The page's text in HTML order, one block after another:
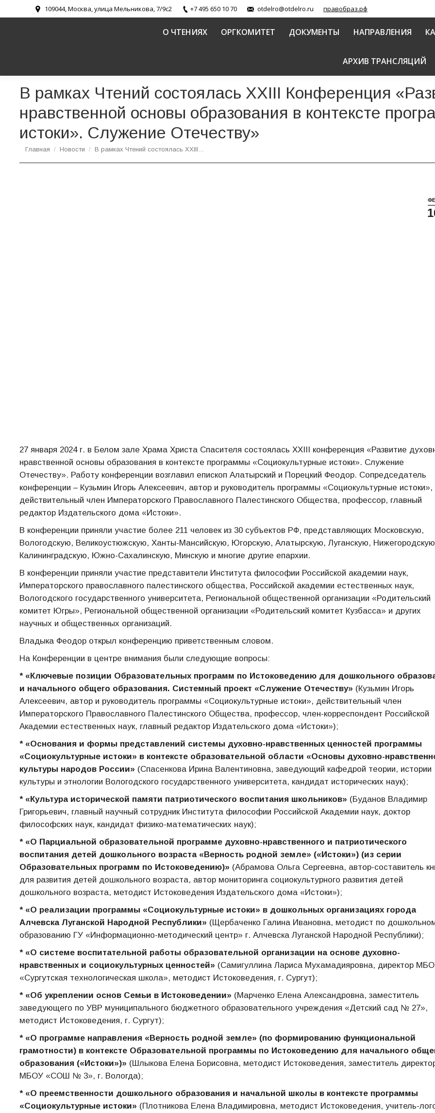
109044, Москва, улица Мельникова, 7/9с2 +7 495 650 10 70 otdelro@otdelro.ru правобраз.рф
О ЧТЕНИЯХ ОРГКОМИТЕТ ДОКУМЕНТЫ НАПРАВЛЕНИЯ
АРХИВ ТРАНСЛЯЦИЙ
В рамках Чтений состоялась XXIII Конференция
нравственной основы образования в контексте
истоки». Служение Отечеству»
Вы здесь:
Главная Новости В рамках Чтений состоялась XXIII…
27 января 2024 г. в Белом зале Храма Христа Спасителя состоялась XXIII конференция «Развитие
нравственной основы образования в контексте программы «Социокультурные истоки». Служение
Отечеству». Работу конференции возглавил епископ Алатырский и Порецкий Феодор. Сопредседатель
конференции – Кузьмин Игорь Алексеевич, автор и руководитель программы «Социокультурные истоки»,
действительный член Императорского Православного Палестинского Общества, профессор, главный
редактор Издательского дома «Истоки».
В конференции приняли участие более 211 человек из 30 субъектов РФ, представляющих Московскую,
Вологодскую, Великоустюжскую, Ханты-Мансийскую, Югорскую, Алатырскую, Луганскую,
Калининградскую, Южно-Сахалинскую, Минскую и многие другие епархии.
В конференции приняли участие представители Института философии Российской академии наук,
Императорского православного палестинского общества, Российской академии естественных наук,
Вологодского государственного университета, Региональной общественной организации «Родительский
комитет Югры», Региональной общественной организации «Родительский комитет Кузбасса» и других
научных и общественных организаций.
Владыка Феодор открыл конференцию приветственным словом.
На Конференции в центре внимания были следующие вопросы:
* «Ключевые позиции Образовательных программ по Истоковедению для дошкольного
и начального общего образования. Системный проект «Служение Отечеству» (Кузьмин Игорь
Алексеевич, автор и руководитель программы «Социокультурные истоки», действительный член
Императорского Православного Палестинского Общества, профессор, член-корреспондент Российской
Академии естественных наук, главный редактор Издательского дома «Истоки»);
* «Основания и формы представлений системы духовно-нравственных ценностей программы
«Социокультурные истоки» в контексте образовательной области «Основы духовно-
культуры народов России» (Спасенкова Ирина Валентиновна, заведующий кафедрой теории, истории
культуры и этнологии Вологодского государственного университета, кандидат исторических наук);
* «Культура исторической памяти патриотического воспитания школьников» (Буданов Владимир
Григорьевич, главный научный сотрудник Института философии Российской Академии наук, доктор
философских наук, кандидат физико-математических наук);
* «О Парциальной образовательной программе духовно-нравственного и патриотического
воспитания детей дошкольного возраста «Верность родной земле» («Истоки») (из серии
Образовательных программ по Истоковедению)» (Абрамова Ольга Сергеевна, автор-составитель
для развития детей дошкольного возраста, автор мониторинга социокультурного развития детей
дошкольного возраста, методист Истоковедения Издательского дома «Истоки»);
* «О реализации программы «Социокультурные истоки» в дошкольных организациях города
Алчевска Луганской Народной Республики» (Щербаченко Галина Ивановна, методист по
образованию ГУ «Информационно-методический центр» г. Алчевска Луганской Народной Республики);
* «О системе воспитательной работы образовательной организации на основе духовно-
нравственных и социокультурных ценностей» (Самигуллина Лариса Мухамадияровна, директор
«Сургутская технологическая школа», методист Истоковедения, г. Сургут);
* «Об укреплении основ Семьи в Истоковедении» (Марченко Елена Александровна, заместитель
заведующего по УВР муниципального бюджетного образовательного учреждения «Детский сад № 27»,
методист Истоковедения, г. Сургут);
* «О программе направления «Верность родной земле» (по формированию функциональной
грамотности) в контексте Образовательной программы по Истоковедению для начального
образования («Истоки»)» (Шлыкова Елена Борисовна, методист Истоковедения, заместитель
МБОУ «СОШ № 3», г. Вологда);
* «О преемственности дошкольного образования и начальной школы в контексте программы
«Социокультурные истоки» (Плотникова Елена Владимировна, методист Истоковедения, учитель-